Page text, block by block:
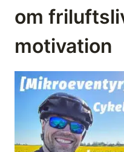
om
motivation